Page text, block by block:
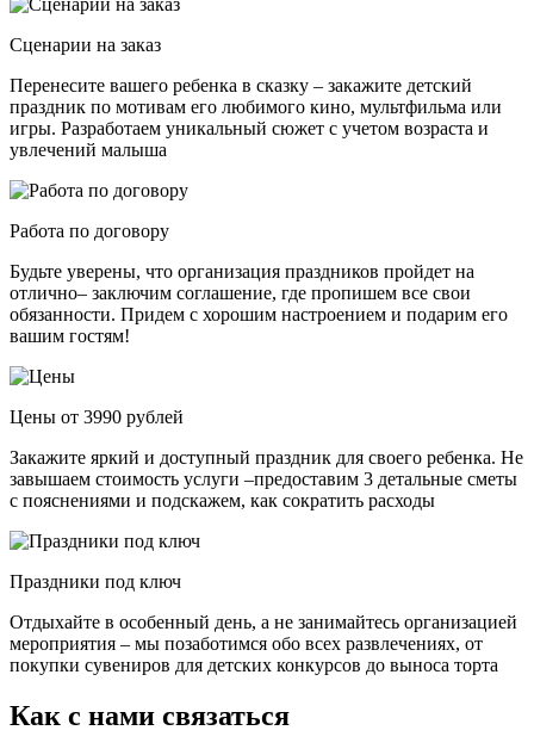
Сценарии на заказ
Перенесите вашего ребенка в сказку – закажите детский
праздник по мотивам его любимого кино, мультфильма или
игры. Разработаем уникальный сюжет с учетом возраста и
увлечений малыша
Работа по договору
Будьте уверены, что организация праздников пройдет на
отлично– заключим соглашение, где пропишем все свои
обязанности. Придем с хорошим настроением и подарим его
вашим гостям!
Цены от 3990 рублей
Закажите яркий и доступный праздник для своего ребенка. Не
завышаем стоимость услуги –предоставим 3 детальные сметы
с пояснениями и подскажем, как сократить расходы
Праздники под ключ
Отдыхайте в особенный день, а не занимайтесь организацией
мероприятия – мы позаботимся обо всех развлечениях, от
покупки сувениров для детских конкурсов до выноса торта
Как с нами связаться